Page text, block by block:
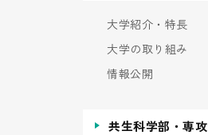
大学紹介・特長
大学の取り組み
情報公開
共生科学部・専攻